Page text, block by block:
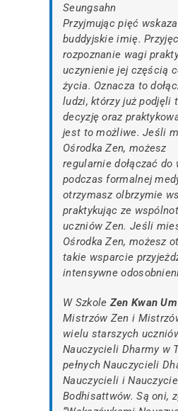
Seungsahn
Przyjmując pięć
buddyjskie imię.
rozpoznanie wagi
uczynienie jej częścią
życia. Oznacza to
ludzi, którzy już podjęli
decyzję oraz
jest to możliwe. Jeśli
Ośrodka Zen, możesz
regularnie dołączać
podczas formalnej
otrzymasz olbrzymie
praktykując ze
uczniów Zen. Jeśli
Ośrodka Zen, możesz
takie wsparcie
intensywne
W SzkoleZen Kwan Um
Mistrzów Zen i
wielu starszych
Nauczycieli Dharmy w
pełnych Nauczycieli
Nauczycieli i
Bodhisattwów. Są oni,